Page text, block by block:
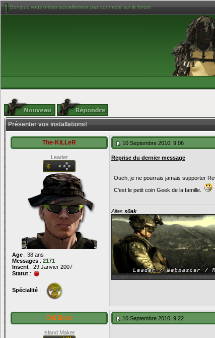
Bonjour, vous n'êtes actuellement pas connecté sur le forum
Présenter vos installations!
The-KiLLeR
Leader
Age : 38 ans
Messages : 2171
Inscrit : 29 Janvier 2007
Statut :
Spécialité :
10 Septembre 2010, 9:06
Reprise du dernier message
Ouch, je ne pourrais jamais supporter
C'est le petit coin Geek de la famille.
Alias s0ak
Old Bear
Island Maker
10 Septembre 2010, 9:22